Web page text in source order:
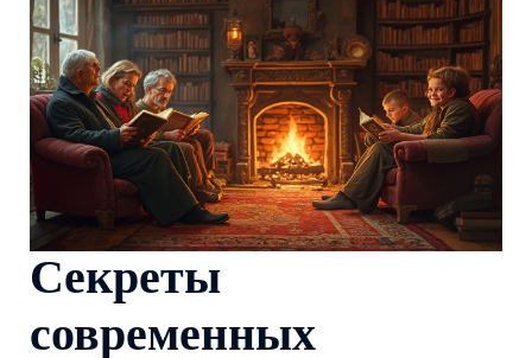
Секреты
современных